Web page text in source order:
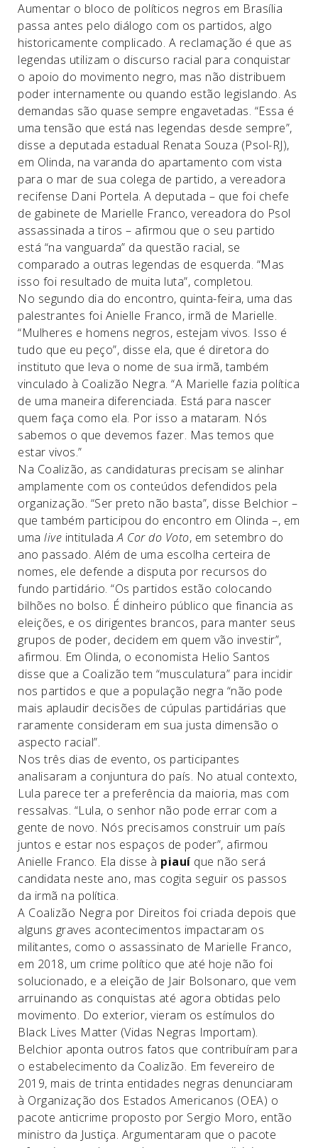
Aumentar o bloco de políticos negros em Brasília
passa antes pelo diálogo com os partidos, algo
historicamente complicado. A reclamação é que as
legendas utilizam o discurso racial para conquistar
o apoio do movimento negro, mas não distribuem
poder internamente ou quando estão legislando. As
demandas são quase sempre engavetadas. “Essa é
uma tensão que está nas legendas desde sempre”,
disse a deputada estadual Renata Souza (Psol-RJ),
em Olinda, na varanda do apartamento com vista
para o mar de sua colega de partido, a vereadora
recifense Dani Portela. A deputada – que foi chefe
de gabinete de Marielle Franco, vereadora do Psol
assassinada a tiros – afirmou que o seu partido
está “na vanguarda” da questão racial, se
comparado a outras legendas de esquerda. “Mas
isso foi resultado de muita luta”, completou.
No segundo dia do encontro, quinta-feira, uma das
palestrantes foi Anielle Franco, irmã de Marielle.
“Mulheres e homens negros, estejam vivos. Isso é
tudo que eu peço”, disse ela, que é diretora do
instituto que leva o nome de sua irmã, também
vinculado à Coalizão Negra. “A Marielle fazia política
de uma maneira diferenciada. Está para nascer
quem faça como ela. Por isso a mataram. Nós
sabemos o que devemos fazer. Mas temos que
estar vivos.”
Na Coalizão, as candidaturas precisam se alinhar
amplamente com os conteúdos defendidos pela
organização. “Ser preto não basta”, disse Belchior –
que também participou do encontro em Olinda –, em
uma live intituladaA Cor do Voto, em setembro do
ano passado. Além de uma escolha certeira de
nomes, ele defende a disputa por recursos do
fundo partidário. “Os partidos estão colocando
bilhões no bolso. É dinheiro público que financia as
eleições, e os dirigentes brancos, para manter seus
grupos de poder, decidem em quem vão investir”,
afirmou. Em Olinda, o economista Helio Santos
disse que a Coalizão tem “musculatura” para incidir
nos partidos e que a população negra “não pode
mais aplaudir decisões de cúpulas partidárias que
raramente consideram em sua justa dimensão o
aspecto racial”.
Nos três dias de evento, os participantes
analisaram a conjuntura do país. No atual contexto,
Lula parece ter a preferência da maioria, mas com
ressalvas. “Lula, o senhor não pode errar com a
gente de novo. Nós precisamos construir um país
juntos e estar nos espaços de poder”, afirmou
Anielle Franco. Ela disse à piauí que não será
candidata neste ano, mas cogita seguir os passos
da irmã na política.
A Coalizão Negra por Direitos foi criada depois que
alguns graves acontecimentos impactaram os
militantes, como o assassinato de Marielle Franco,
em 2018, um crime político que até hoje não foi
solucionado, e a eleição de Jair Bolsonaro, que vem
arruinando as conquistas até agora obtidas pelo
movimento. Do exterior, vieram os estímulos do
Black Lives Matter (Vidas Negras Importam).
Belchior aponta outros fatos que contribuíram para
o estabelecimento da Coalizão. Em fevereiro de
2019, mais de trinta entidades negras denunciaram
à Organização dos Estados Americanos (OEA) o
pacote anticrime proposto por Sergio Moro, então
ministro da Justiça. Argumentaram que o pacote